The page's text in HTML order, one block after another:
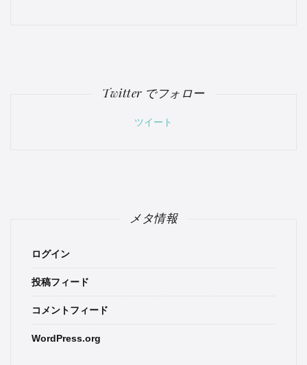
Twitter でフォロー
ツイート
メタ情報
ログイン
投稿フィード
コメントフィード
WordPress.org